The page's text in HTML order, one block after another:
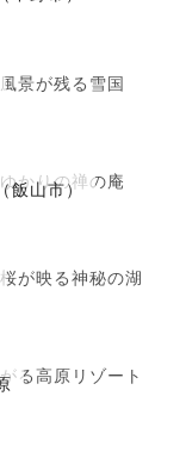
景が残る雪国
飯山市）
かりの禅の庵
が映る神秘の湖
る高原リゾート